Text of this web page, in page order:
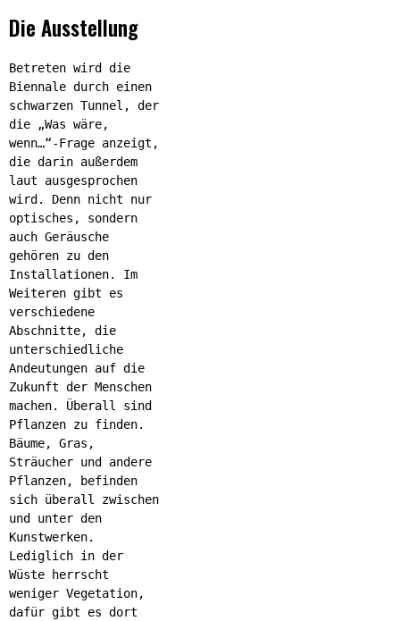
Die Ausstellung
Betreten wird die
Biennale durch einen
schwarzen Tunnel, der
die „Was wäre,
wenn…“-Frage anzeigt,
die darin außerdem
laut ausgesprochen
wird. Denn nicht nur
optisches, sondern
auch Geräusche
gehören zu den
Installationen. Im
Weiteren gibt es
verschiedene
Abschnitte, die
unterschiedliche
Andeutungen auf die
Zukunft der Menschen
machen. Überall sind
Pflanzen zu finden.
Bäume, Gras,
Sträucher und andere
Pflanzen, befinden
sich überall zwischen
und unter den
Kunstwerken.
Lediglich in der
Wüste herrscht
weniger Vegetation,
dafür gibt es dort